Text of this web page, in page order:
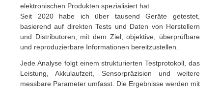
elektronischen Produkten spezialisiert hat.
Seit 2020 habe ich über tausend Geräte getestet,
basierend auf direkten Tests und Daten von Herstellern
und Distributoren, mit dem Ziel, objektive, überprüfbare
und reproduzierbare Informationen bereitzustellen.
Jede Analyse folgt einem strukturierten Testprotokoll, das
Leistung, Akkulaufzeit, Sensorpräzision und weitere
messbare Parameter umfasst. Die Ergebnisse werden mit